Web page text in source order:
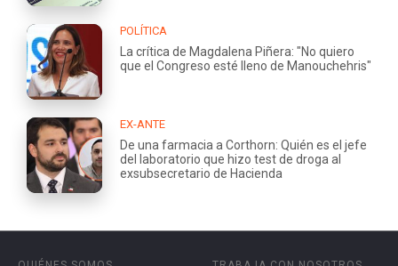
POLÍTICA
La crítica de Magdalena Piñera: "No quiero
que el Congreso esté lleno de Manouchehris"
EX-ANTE
De una farmacia a Corthorn: Quién es el jefe
del laboratorio que hizo test de droga al
exsubsecretario de Hacienda